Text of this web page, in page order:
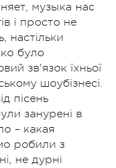
музыка нас
і просто не
настільки
було
зв'язок їхньої
шоубізнесі.
пісень
занурені в
– какая
робили з
не дурні